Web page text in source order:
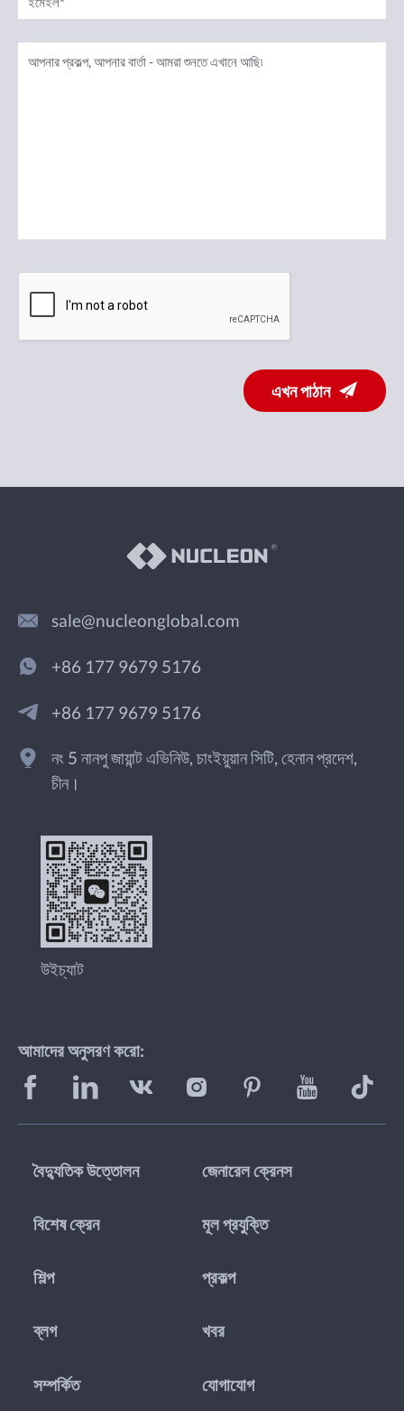
এখন পাঠান
sale@nucleonglobal.com
+86 177 9679 5176
+86 177 9679 5176
নং 5 নানপু জায়ান্ট এভিনিউ, চাংইয়ুয়ান সিটি, হেনান প্রদেশ,
চীন।
উইচ্যাট
আমাদের অনুসরণ করো:
বৈদ্যুতিক উত্তোলন জেনারেল ক্রেনস
বিশেষ ক্রেন মূল প্রযুক্তি
শিল্প প্রকল্প
ব্লগ খবর
সম্পর্কিত যোগাযোগ